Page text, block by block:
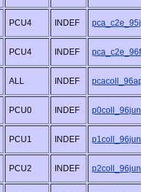
PCU4 INDEF
PCU4 INDEF
ALL INDEF
PCU0 INDEF
PCU1 INDEF
PCU2 INDEF